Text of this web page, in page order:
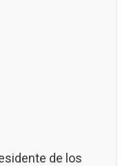
de los